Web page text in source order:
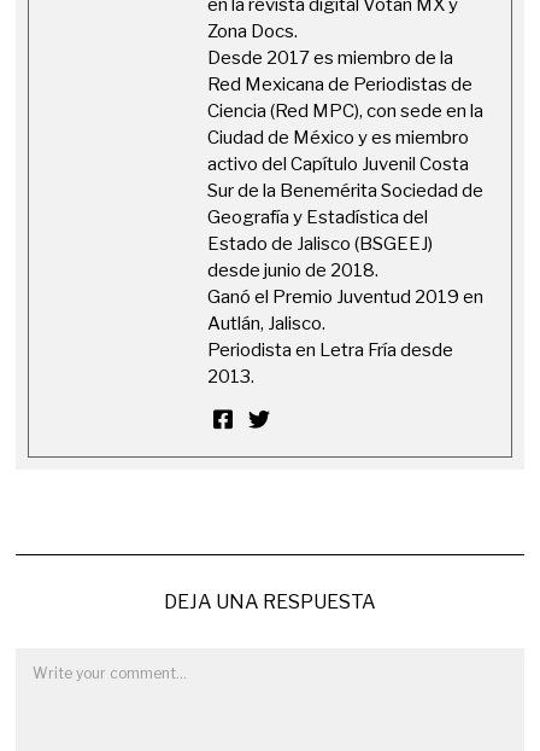
en la revista digital Votán MX y
Zona Docs.
Desde 2017 es miembro de la
Red Mexicana de Periodistas de
Ciencia (Red MPC), con sede en la
Ciudad de México y es miembro
activo del Capítulo Juvenil Costa
Sur de la Benemérita Sociedad de
Geografía y Estadística del
Estado de Jalisco (BSGEEJ)
desde junio de 2018.
Ganó el Premio Juventud 2019 en
Autlán, Jalisco.
Periodista en Letra Fría desde
2013.
DEJA UNA RESPUESTA